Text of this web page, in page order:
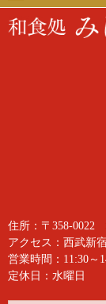
住所：〒358-0022
アクセス：西武新
営業時間：11:30～
定休日：水曜日